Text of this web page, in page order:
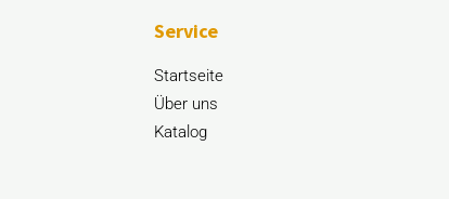
Service
Startseite
Über uns
Katalog